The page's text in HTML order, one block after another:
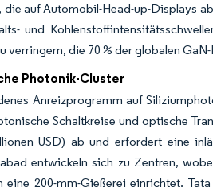
auf Automobil-Head-up-Displays
und
die 70 % der globalen
Photonik-Cluster
Anreizprogramm auf
Schaltkreise und optische
USD) ab und erfordert eine
entwickeln sich zu Zentren,
200-mm-Gießerei einrichtet.